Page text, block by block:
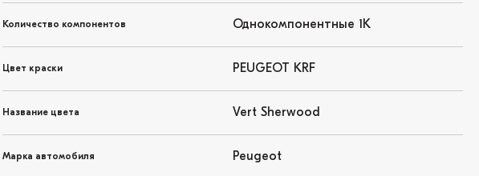
Количество компонентов Однокомпонентные 1K
Цвет краски PEUGEOT KRF
Название цвета Vert Sherwood
Марка автомобиля Peugeot